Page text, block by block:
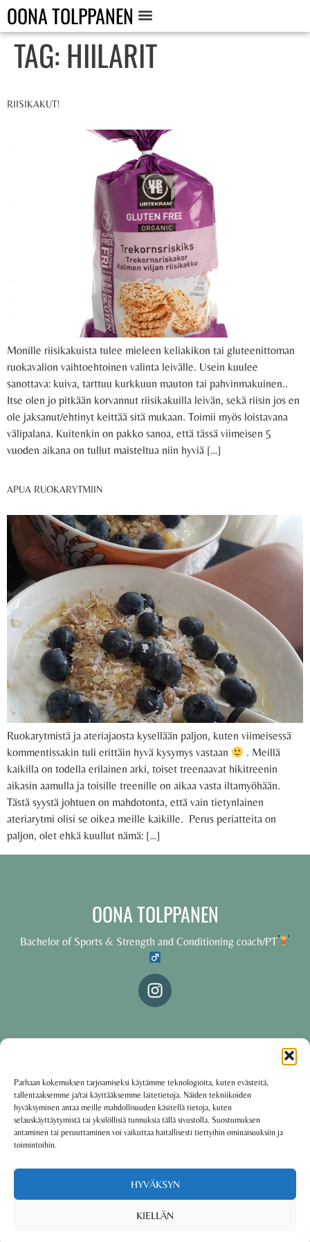
Parhaan kokemuksen tarjoamiseksi käytämme teknologioita, kuten evästeitä,
tallentaaksemme ja/tai käyttääksemme laitetietoja. Näiden tekniikoiden
hyväksyminen antaa meille mahdollisuuden käsitellä tietoja, kuten
selauskäyttäytymistä tai yksilöllisiä tunnuksia tällä sivustolla. Suostumuksen
antaminen tai peruuttaminen voi vaikuttaa haitallisesti tiettyihin ominaisuuksiin ja
toimintoihin.
HYVÄKSYN
KIELLÄN
OONA TOLPPANEN
TAG: HIILARIT
RIISIKAKUT!
Monille riisikakuista tulee mieleen keliakikon tai gluteenittoman
ruokavalion vaihtoehtoinen valinta leivälle. Usein kuulee
sanottava: kuiva, tarttuu kurkkuun mauton tai pahvinmakuinen..
Itse olen jo pitkään korvannut riisikakuilla leivän, sekä riisin jos en
ole jaksanut/ehtinyt keittää sitä mukaan. Toimii myös loistavana
välipalana. Kuitenkin on pakko sanoa, että tässä viimeisen 5
vuoden aikana on tullut maisteltua niin hyviä […]
APUA RUOKARYTMIIN
Ruokarytmistä ja ateriajaosta kysellään paljon, kuten viimeisessä
kommentissakin tuli erittäin hyvä kysymys vastaan
. Meillä
kaikilla on todella erilainen arki, toiset treenaavat hikitreenin
aikasin aamulla ja toisille treenille on aikaa vasta iltamyöhään.
Tästä syystä johtuen on mahdotonta, että vain tietynlainen
ateriarytmi olisi se oikea meille kaikille. Perus periatteita on
paljon, olet ehkä kuullut nämä: […]
OONA TOLPPANEN
Bachelor of Sports & Strength and Conditioning coach/PT
Käyttöehdot·Tietosuojakäytäntö